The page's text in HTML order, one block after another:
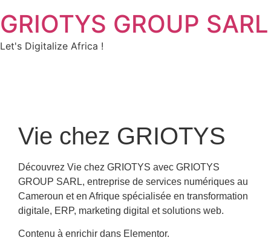
GRIOTYS GROUP SARL
Let's Digitalize Africa !
Vie chez GRIOTYS
Découvrez Vie chez GRIOTYS avec GRIOTYS
GROUP SARL, entreprise de services numériques au
Cameroun et en Afrique spécialisée en transformation
digitale, ERP, marketing digital et solutions web.
Contenu à enrichir dans Elementor.